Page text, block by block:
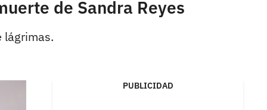
de Sandra Reyes
lágrimas.
PUBLICIDAD